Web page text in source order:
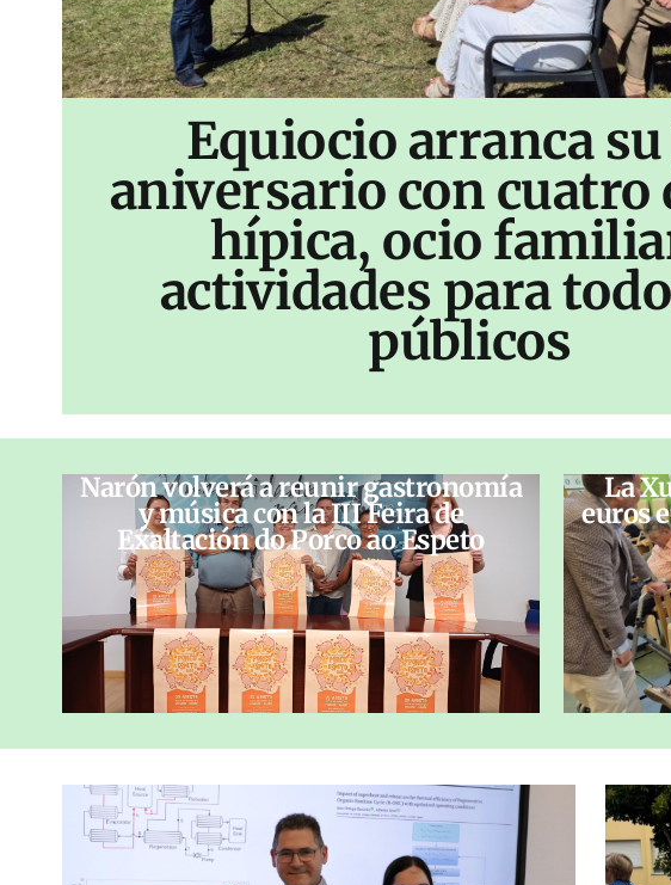
Equiocio arranca su
aniversario con cuatro
hípica, ocio
actividades para
públicos
Narón volverá a reunir gastronomía
y música con la III Feira de
Exaltación do Porco ao Espeto
La
euros